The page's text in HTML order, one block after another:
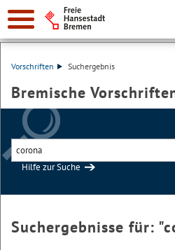
Vorschriften Suchergebnis
Bremische
Hilfe zur Suche
Suchergebnisse für: "